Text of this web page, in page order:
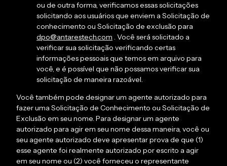
ou de outra forma, verificamos essas solicitações
solicitando aos usuários que enviem a Solicitação de
conhecimento ou Solicitação de exclusão para
dpo@antarestech.com . Você será solicitado a
verificar sua solicitação verificando certas
informações pessoais que temos em arquivo para
você, e é possível que não possamos verificar sua
solicitação de maneira razoável.
Você também pode designar um agente autorizado para
fazer uma Solicitação de Conhecimento ou Solicitação de
Exclusão em seu nome. Para designar um agente
autorizado para agir em seu nome dessa maneira, você ou
seu agente autorizado deve apresentar prova de que (1)
esse agente foi realmente autorizado por escrito a agir
em seu nome ou (2) você forneceu o representante